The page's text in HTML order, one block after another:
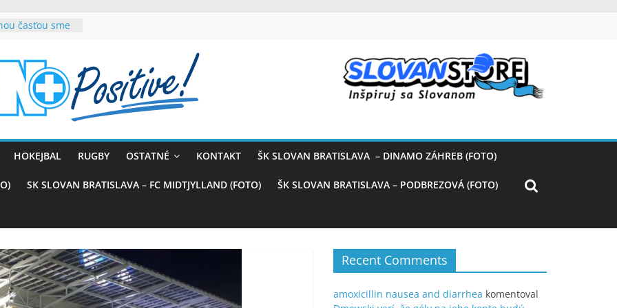
časťou sme
tímového
prvenstvo
nad
HOKEJBAL RUGBY OSTATNÉ KONTAKT ŠK SLOVAN BRATISLAVA – DINAMO ZÁHREB (FOTO)
SK SLOVAN BRATISLAVA – FC MIDTJYLLAND (FOTO) ŠK SLOVAN BRATISLAVA – PODBREZOVÁ (FOTO)
Recent Comments
amoxicillin nausea and diarrhea komentoval